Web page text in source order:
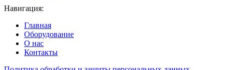
Навигация:
Главная
Оборудование
О нас
Контакты